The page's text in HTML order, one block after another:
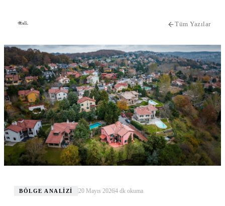
Tüm Yazılar
BÖLGE ANALIZI 20 Mayıs 20264dk okuma